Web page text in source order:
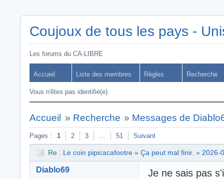
Coujoux de tous les pays -
Les forums du CA-LIBRE
Accueil Liste des membres Règles Recherche
Vous n'êtes pas identifié(e).
Accueil » Recherche » Messages de
Pages : 1 2 3 … 51 Suivant
Re : Le coin pipicacafootre » Ça peut mal finir. » 2026-
Diablo69
Je ne sais pas